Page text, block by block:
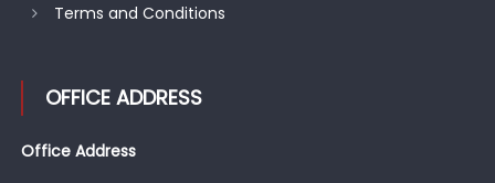
Terms and Conditions
OFFICE ADDRESS
Office Address